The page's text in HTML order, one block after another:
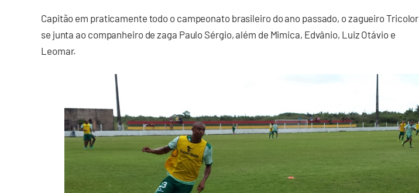
Capitão em praticamente todo o campeonato brasileiro do ano passado, o zagueiro Tricolor
se junta ao companheiro de zaga Paulo Sérgio, além de Mimica, Edvânio, Luiz Otávio e
Leomar.